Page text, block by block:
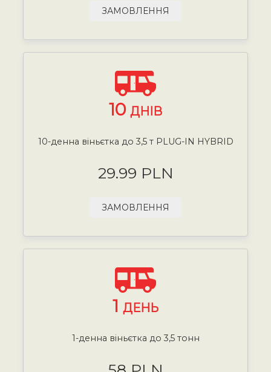
ЗАМОВЛЕННЯ
10 ДНІВ
10-денна віньєтка до 3,5 т PLUG-IN HYBRID
29.99 PLN
ЗАМОВЛЕННЯ
1 ДЕНЬ
1-денна віньєтка до 3,5 тонн